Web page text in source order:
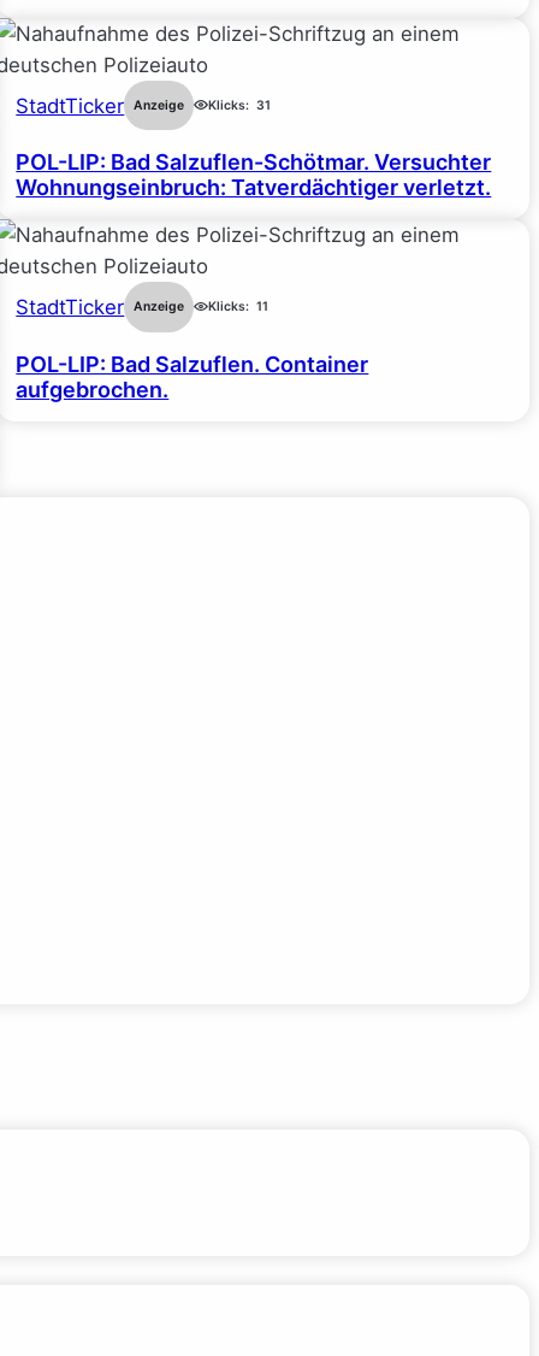
StadtTicker Anzeige Klicks: 31
POL-LIP: Bad Salzuflen-Schötmar. Versuchter
Wohnungseinbruch: Tatverdächtiger verletzt.
StadtTicker Anzeige Klicks: 11
POL-LIP: Bad Salzuflen. Container
aufgebrochen.